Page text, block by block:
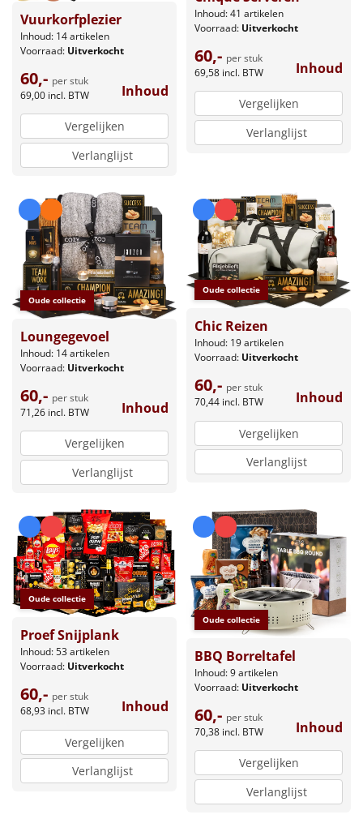
Vuurkorfplezier
Inhoud: 14 artikelen
Voorraad: Uitverkocht
60,- per stuk
69,00 incl. BTW Inhoud
Vergelijken
Verlanglijst
Inhoud: 41 artikelen
Voorraad: Uitverkocht
60,- per stuk
69,58 incl. BTW Inhoud
Vergelijken
Verlanglijst
Oude collectie
Loungegevoel
Inhoud: 14 artikelen
Voorraad: Uitverkocht
60,- per stuk
71,26 incl. BTW Inhoud
Vergelijken
Verlanglijst
Oude collectie
Chic Reizen
Inhoud: 19 artikelen
Voorraad: Uitverkocht
60,- per stuk
70,44 incl. BTW Inhoud
Vergelijken
Verlanglijst
Oude collectie
Proef Snijplank
Inhoud: 53 artikelen
Voorraad: Uitverkocht
60,- per stuk
68,93 incl. BTW Inhoud
Vergelijken
Verlanglijst
Oude collectie
BBQ Borreltafel
Inhoud: 9 artikelen
Voorraad: Uitverkocht
60,- per stuk
70,38 incl. BTW Inhoud
Vergelijken
Verlanglijst